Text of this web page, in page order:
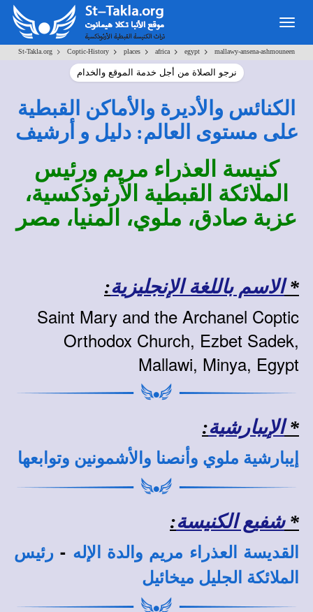
St-Takla.org > Coptic-History > places > africa > egypt > mallawy-ansena-ashmouneen
نرجو الصلاة من أجل خدمة الموقع والخدام
الكنائس والأديرة والأماكن القبطية
على مستوى العالم: دليل و أرشيف
كنيسة العذراء مريم ورئيس
الملائكة القبطية الأرثوذكسية،
عزبة صادق، ملوي، المنيا، مصر
*الاسم باللغة الإنجليزية:
Saint Mary and the Archanel Coptic
Orthodox Church, Ezbet Sadek,
Mallawi, Minya, Egypt
*الإيبارشية:
إيبارشية ملوي وأنصنا والأشمونين وتوابعها
*شفيع الكنيسة:
القديسة العذراء مريم والدة الإله - رئيس
الملائكة الجليل ميخائيل